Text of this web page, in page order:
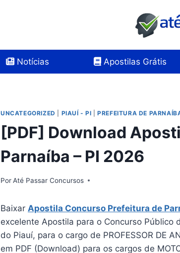
Notícias Apostilas Grátis
UNCATEGORIZED PIAUÍ - PI |PREFEITURA DE
[PDF] Download
Parnaíba – PI 2026
PorAté Passar Concursos
Baixar Apostila Concurso Prefeitura de
excelente Apostila para o Concurso
do Piauí, para o cargo de PROFESSOR DE
em PDF (Download) para os cargos de